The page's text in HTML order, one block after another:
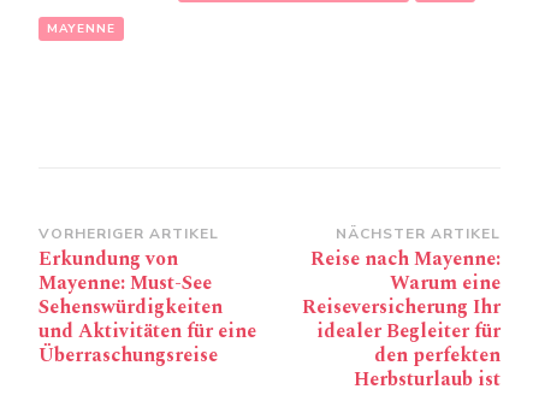
MAYENNE
Beitragsnavigation
VORHERIGER ARTIKEL
Erkundung von
Mayenne: Must-See
Sehenswürdigkeiten
und Aktivitäten für eine
Überraschungsreise
NÄCHSTER ARTIKEL
Reise nach Mayenne:
Warum eine
Reiseversicherung Ihr
idealer Begleiter für
den perfekten
Herbsturlaub ist